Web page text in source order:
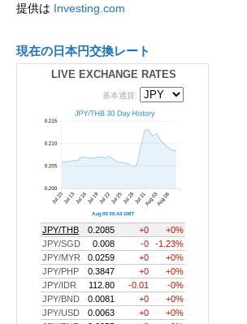
提供は Investing.com
現在の日本円交換レート
LIVE EXCHANGE RATES